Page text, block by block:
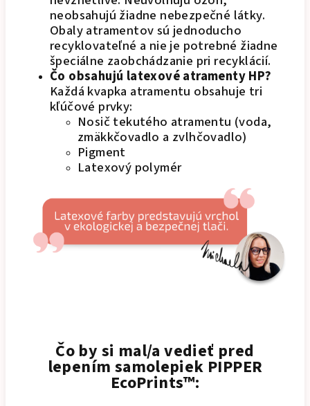
neobsahujú žiadne nebezpečné látky.
Obaly atramentov sú jednoducho
recyklovateľné a nie je potrebné žiadne
špeciálne zaobchádzanie pri recyklácií.
Čo obsahujú latexové atramenty HP?
Každá kvapka atramentu obsahuje tri
kľúčové prvky:
Nosič tekutého atramentu (voda,
zmäkkčovadlo a zvlhčovadlo)
Pigment
Latexový polymér
Čo by si mal/a vedieť pred
lepením samolepiek PIPPER
EcoPrints™: